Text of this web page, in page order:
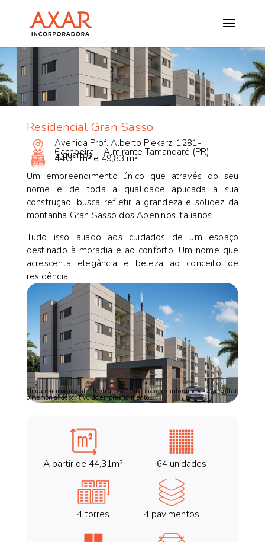
Residencial Gran Sasso
Avenida Prof. Alberto Piekarz, 1281-
Cachoeira – Almirante Tamandaré (PR)
2 quartos
44,31 m² e 49,83 m²
Um empreendimento único que através do seu
nome e de toda a qualidade aplicada a sua
construção, busca refletir a grandeza e solidez da
montanha Gran Sasso dos Apeninos Italianos.
Tudo isso aliado aos cuidados de um espaço
destinado à moradia e ao conforto. Um nome que
acrescenta elegância e beleza ao conceito de
residência!
*Imagem meramente ilustrativa. Para maiores informações, consultar
o memorial descritivo do empreendimento.
A partir de 44,31m² 64 unidades
4 torres 4 pavimentos